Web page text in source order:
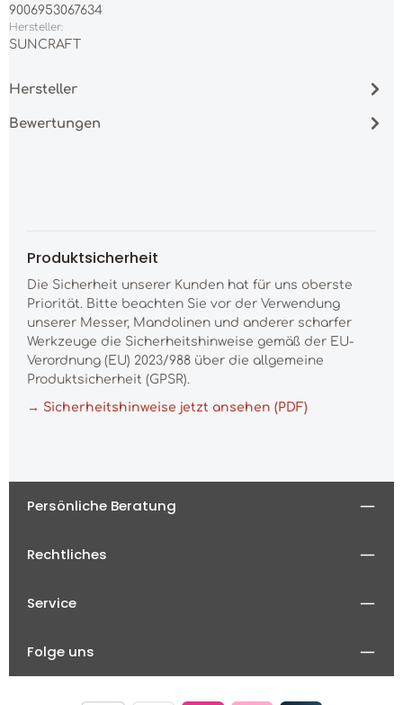
9006953067634
Hersteller:
SUNCRAFT
Hersteller
Bewertungen
Produktsicherheit
Die Sicherheit unserer Kunden hat für uns oberste
Priorität. Bitte beachten Sie vor der Verwendung
unserer Messer, Mandolinen und anderer scharfer
Werkzeuge die Sicherheitshinweise gemäß der EU-
Verordnung (EU) 2023/988 über die allgemeine
Produktsicherheit (GPSR).
→ Sicherheitshinweise jetzt ansehen (PDF)
Persönliche Beratung
Rechtliches
Service
Folge uns